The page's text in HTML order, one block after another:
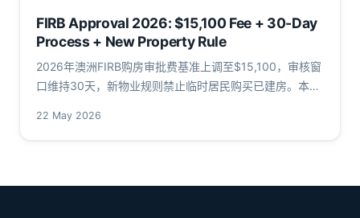
FIRB Approval 2026: $15,100 Fee + 30-Day
Process + New Property Rule
2026年澳洲FIRB购房审批费基准上调至$15,100，审核窗
口维持30天，新物业规则禁止临时居民购买已建房。本文
及ATO一手数据源。
22 May 2026